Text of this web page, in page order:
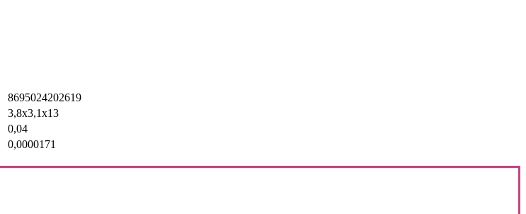
8695024202619
3,8х3,1х13
0,04
0,0000171